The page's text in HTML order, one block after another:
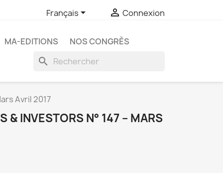
Français  Connexion
MA-EDITIONS NOS CONGRÈS
search
Avril 2017
& INVESTORS N° 147 – MARS